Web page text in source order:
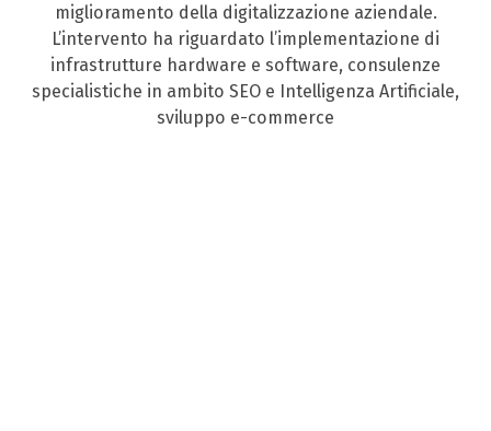
miglioramento della digitalizzazione aziendale.
L’intervento ha riguardato l’implementazione di
infrastrutture hardware e software, consulenze
specialistiche in ambito SEO e Intelligenza Artificiale,
sviluppo e-commerce